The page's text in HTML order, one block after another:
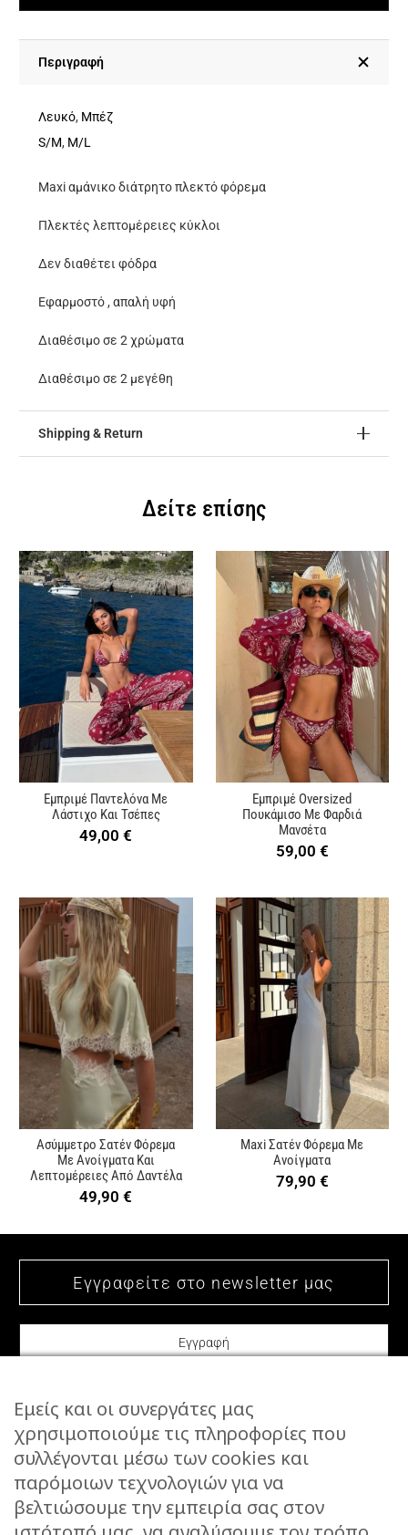
Πλεκτό
Λεπτομέρειες
Κύκλοι
Περιγραφή
Λευκό, Μπέζ
S/M, M/L
Maxi αμάνικο διάτρητο πλεκτό φόρεμα
Πλεκτές λεπτομέρειες κύκλοι
Δεν διαθέτει φόδρα
Εφαρμοστό , απαλή υφή
Διαθέσιμο σε 2 χρώματα
Διαθέσιμο σε 2 μεγέθη
Shipping & Return
Δείτε επίσης
Εμπριμέ Παντελόνα Με
Λάστιχο Και Τσέπες
49,00€
Εμπριμέ Oversized
Πουκάμισο Με Φαρδιά
Μανσέτα
59,00 €
Ασύμμετρο Σατέν Φόρεμα
Με Ανοίγματα Και
Λεπτομέρειες Από Δαντέλα
49,90€
Maxi Σατέν Φόρεμα Με
Ανοίγματα
79,90 €
ΕΠΙΚΟΙΝΩΝΙΑ
STORIES
ΕΠΙΣΤΡΟΦΕΣ
Εμείς και οι συνεργάτες μας
χρησιμοποιούμε τις πληροφορίες που
συλλέγονται μέσω των cookies και
παρόμοιων τεχνολογιών για να
βελτιώσουμε την εμπειρία σας στον